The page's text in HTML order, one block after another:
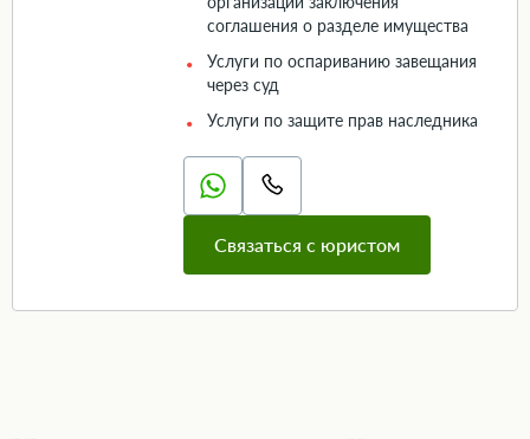
соглашения о разделе имущества
Услуги по оспариванию завещания
через суд
Услуги по защите прав наследника
Связаться с юристом